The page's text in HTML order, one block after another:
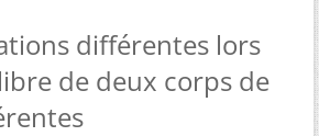
différentes lors
de deux corps de